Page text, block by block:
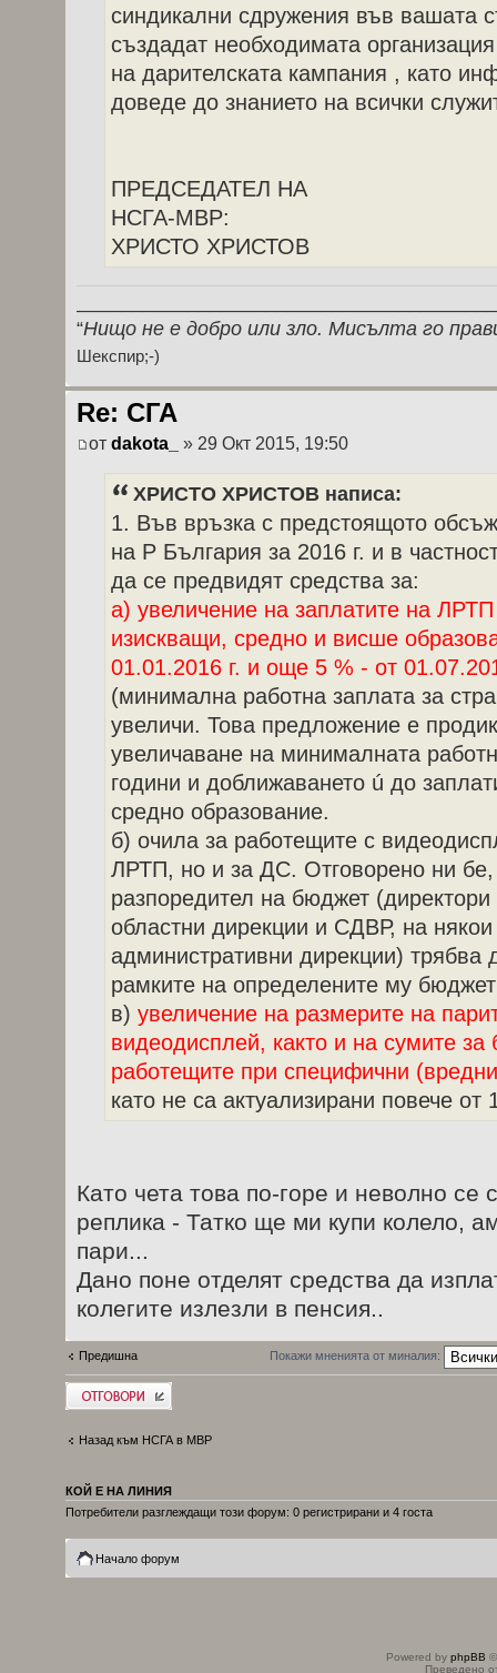
синдикални сдружения във вашата
създадат необходимата
на дарителската кампания , като
доведе до знанието на всички
ПРЕДСЕДАТЕЛ НА
НСГА-МВР:
ХРИСТО ХРИСТОВ
“Нищо не е добро или зло. Мисълта го
Шекспир;-)
Re: СГА
от dakota_ » 29 Окт 2015, 19:50
ХРИСТО ХРИСТОВ написа:
1. Във връзка с предстоящото
на Р България за 2016 г. и в
да се предвидят средства за:
а) увеличение на заплатите на
изискващи, средно и висше
01.01.2016 г. и още 5 % - от
(минимална работна заплата за
увеличи. Това предложение е
увеличаване на минималната
години и доближаването ú до
средно образование.
б) очила за работещите с
ЛРТП, но и за ДС. Отговорено ни бе,
разпоредител на бюджет
областни дирекции и СДВР, на
административни дирекции)
рамките на определените му
в) увеличение на размерите на
видеодисплей, както и на сумите за
работещите при специфични
като не са актуализирани повече от
Като чета това по-горе и неволно се
реплика - Татко ще ми купи колело,
пари...
Дано поне отделят средства да
колегите излезли в пенсия..
Предишна Покажи мненията от миналия:
Добави отговор
Назад към НСГА в МВР
КОЙ Е НА ЛИНИЯ
Потребители разглеждащи този форум: 0 регистрирани и 4 госта
Начало форум
Powered by phpBB
Преведено